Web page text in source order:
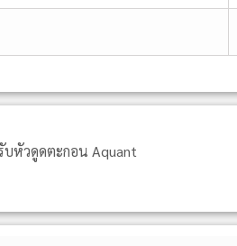
บหัวดูดตะกอน Aquant